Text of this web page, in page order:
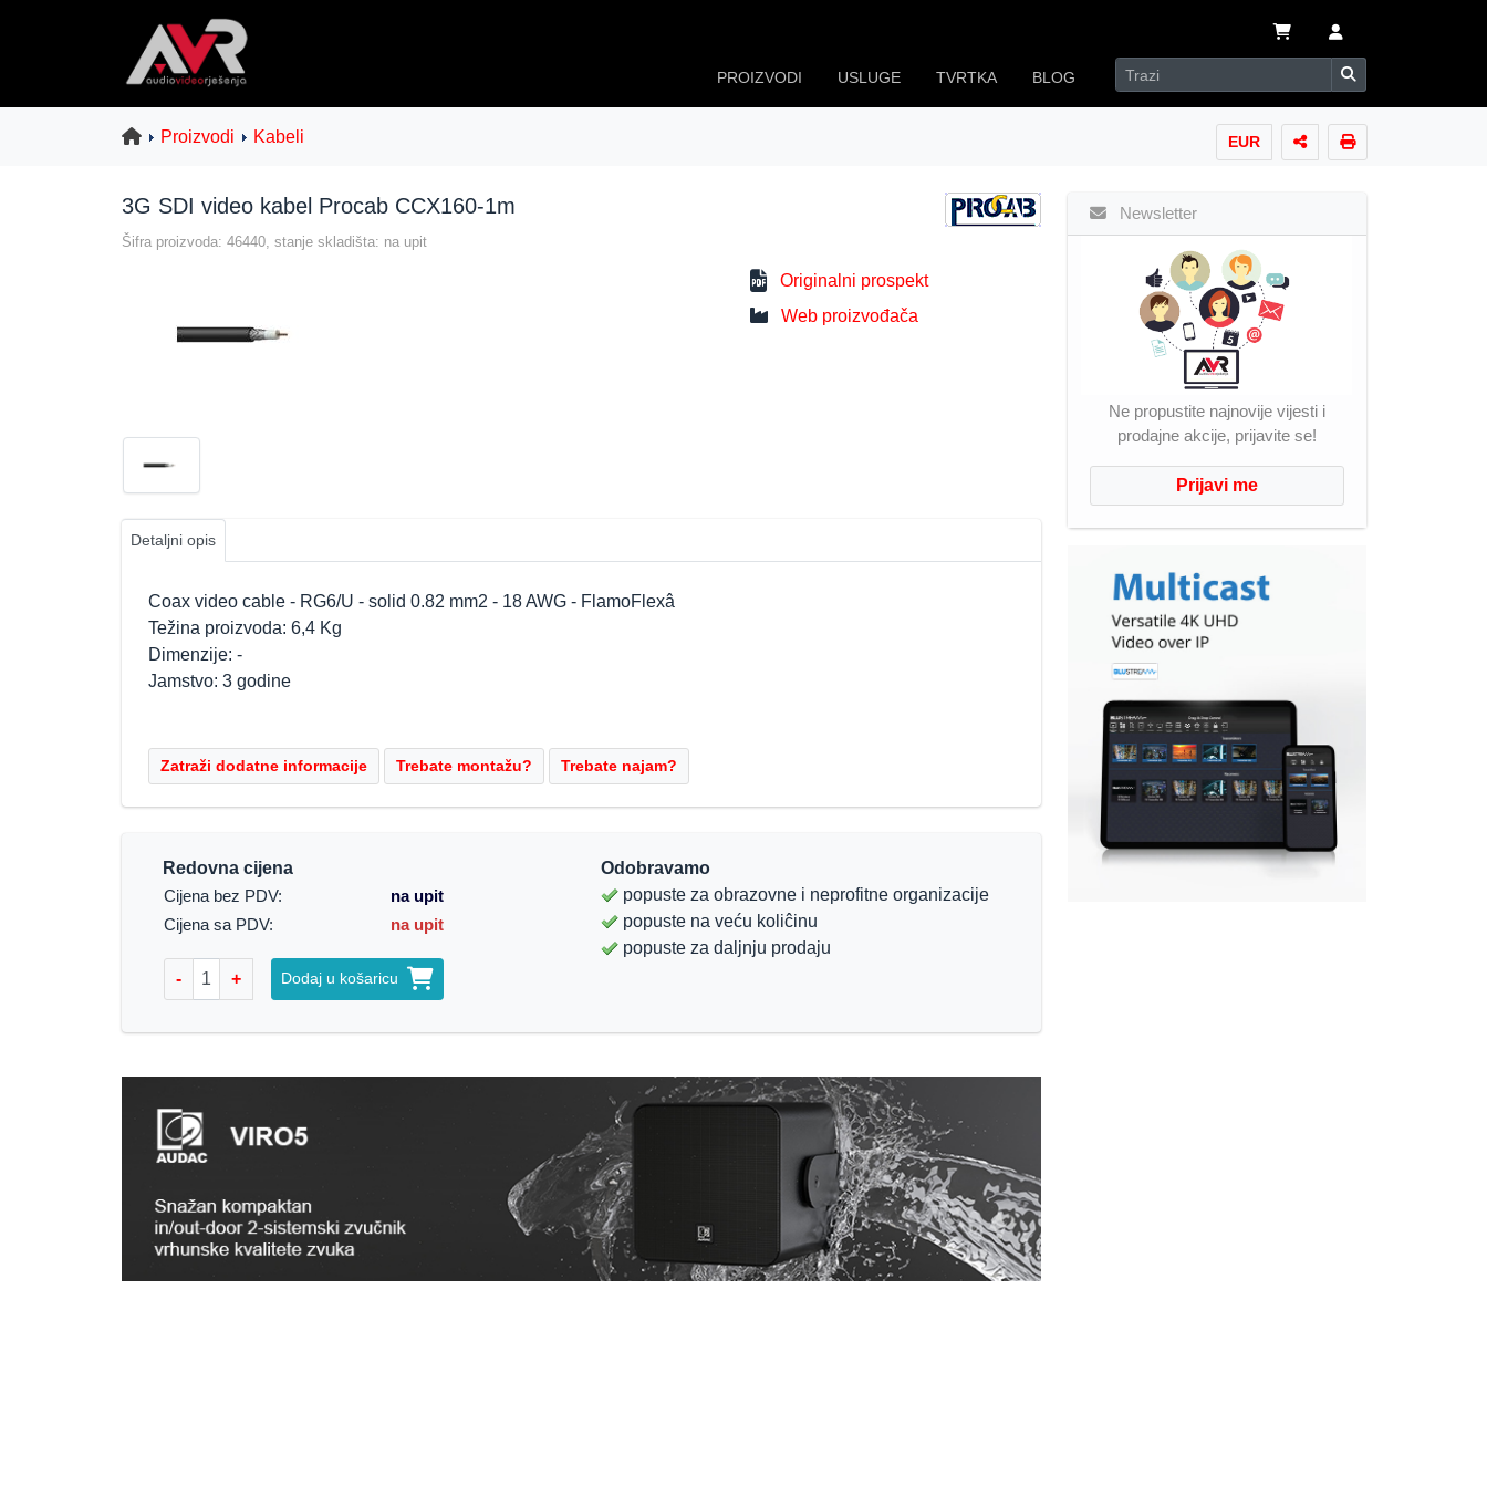
PROIZVODI USLUGE TVRTKA BLOG
EUR
Proizvodi Kabeli
3G SDI video kabel Procab CCX160-1m
Šifra proizvoda: 46440, stanje skladišta: na upit
Originalni prospekt
Web proizvođača
Detaljni opis
Coax video cable - RG6/U - solid 0.82 mm2 - 18 AWG - FlamoFlexâ
Težina proizvoda: 6,4 Kg
Dimenzije: -
Jamstvo: 3 godine
Redovna cijena
Cijena bez PDV:
na upit
Cijena sa PDV:
na upit
- + Dodaj u košaricu
Odobravamo
popuste za obrazovne i neprofitne organizacije
popuste na veću koliĉinu
popuste za daljnju prodaju
Newsletter
Ne propustite najnovije vijesti i
prodajne akcije, prijavite se!
Prijavi me